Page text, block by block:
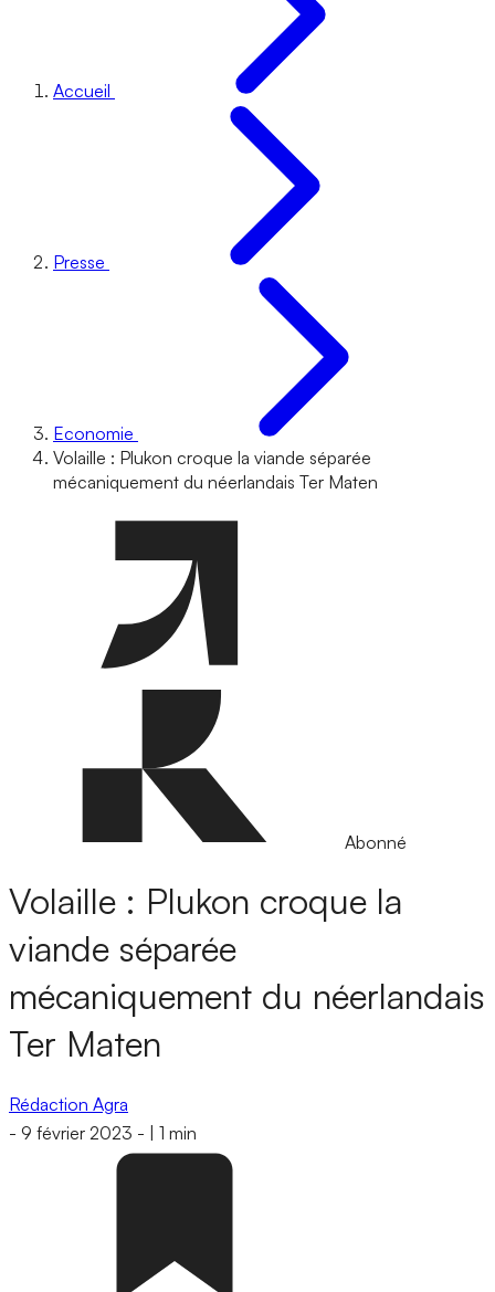
Accueil
Presse
Economie
Volaille : Plukon croque la viande séparée
mécaniquement du néerlandais Ter Maten
Abonné
Volaille : Plukon croque la
viande séparée
mécaniquement du néerlandais
Ter Maten
Rédaction Agra
- 9 février 2023 - 1 min